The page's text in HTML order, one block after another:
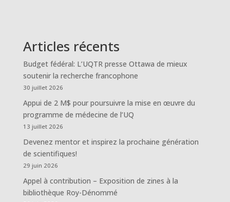
Articles récents
Budget fédéral: L’UQTR presse Ottawa de mieux
soutenir la recherche francophone
30 juillet 2026
Appui de 2 M$ pour poursuivre la mise en œuvre du
programme de médecine de l’UQ
13 juillet 2026
Devenez mentor et inspirez la prochaine génération
de scientifiques!
29 juin 2026
Appel à contribution – Exposition de zines à la
bibliothèque Roy-Dénommé